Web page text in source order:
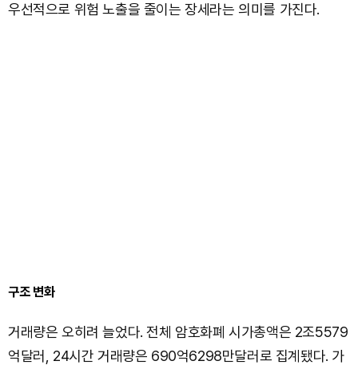
우선적으로 위험 노출을 줄이는 장세라는 의미를 가진다.
구조 변화
거래량은 오히려 늘었다. 전체 암호화폐 시가총액은 2조5579
억달러, 24시간 거래량은 690억6298만달러로 집계됐다. 가